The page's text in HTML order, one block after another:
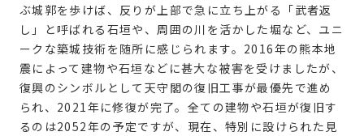
ぶ城郭を歩けば、反りが上部で急に立ち上がる「武者返
し」と呼ばれる石垣や、周囲の川を活かした堀など、ユニ
ークな築城技術を随所に感じられます。2016年の熊本地
震によって建物や石垣などに甚大な被害を受けましたが、
復興のシンボルとして天守閣の復旧工事が最優先で進め
られ、2021年に修復が完了。全ての建物や石垣が復旧す
るのは2052年の予定ですが、現在、特別に設けられた見